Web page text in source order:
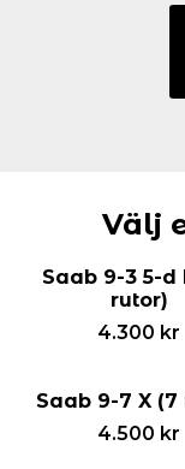
(7
Välj
Saab 9-3 5-d
rutor)
4.300 kr
Saab 9-7 X (7
4.500 kr